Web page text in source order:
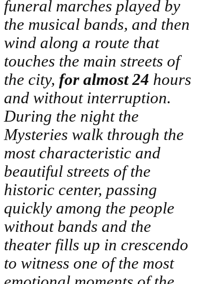
funeral marches played by
the musical bands, and then
wind along a route that
touches the main streets of
the city, for almost 24 hours
and without interruption.
During the night the
Mysteries walk through the
most characteristic and
beautiful streets of the
historic center, passing
quickly among the people
without bands and the
theater fills up in crescendo
to witness one of the most